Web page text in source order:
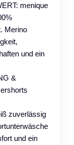
menique
Merino
und ein
&
zuverlässig
und ein